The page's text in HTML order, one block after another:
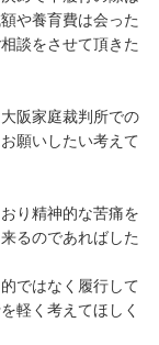
や養育費は会った
談をさせて頂きた
阪家庭裁判所での
願いしたい考えて
り精神的な苦痛を
るのであればした
ではなく履行して
軽く考えてほしく